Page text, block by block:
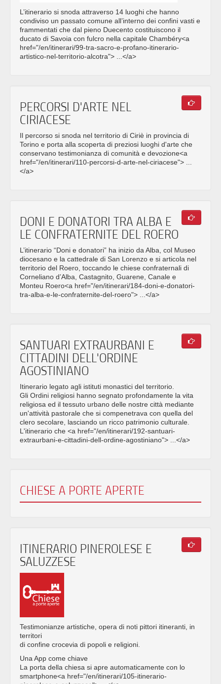
L’itinerario si snoda attraverso 14 luoghi che hanno
condiviso un passato comune all’interno dei confini vasti e
frammentati che dal pieno Duecento costituiscono il
ducato di Savoia con fulcro nella capitale Chambéry<a
href="/en/itinerari/99-tra-sacro-e-profano-itinerario-
artistico-nel-territorio-alcotra"> ...</a>
PERCORSI D'ARTE NEL
CIRIACESE
Il percorso si snoda nel territorio di Ciriè in provincia di
Torino e porta alla scoperta di preziosi luoghi d'arte che
conservano testimonianza di comunità e devozione<a
href="/en/itinerari/110-percorsi-d-arte-nel-ciriacese"> ...
</a>
DONI E DONATORI TRA ALBA E
LE CONFRATERNITE DEL ROERO
L’itinerario “Doni e donatori” ha inizio da Alba, col Museo
diocesano e la cattedrale di San Lorenzo e si articola nel
territorio del Roero, toccando le chiese confraternali di
Corneliano d’Alba, Castagnito, Guarene, Canale e
Monteu Roero<a href="/en/itinerari/184-doni-e-donatori-
tra-alba-e-le-confraternite-del-roero"> ...</a>
SANTUARI EXTRAURBANI E
CITTADINI DELL'ORDINE
AGOSTINIANO
Itinerario legato agli istituti monastici del territorio.
Gli Ordini religiosi hanno segnato profondamente la vita
religiosa ed il tessuto urbano delle nostre città mediante
un'attività pastorale che si compenetrava con quella del
clero secolare, lasciando un ricco patrimonio culturale.
L'itinerario che <a href="/en/itinerari/192-santuari-
extraurbani-e-cittadini-dell-ordine-agostiniano"> ...</a>
CHIESE A PORTE APERTE
ITINERARIO PINEROLESE E
SALUZZESE
Testimonianze artistiche, opera di noti pittori itineranti, in
territori
di confine crocevia di popoli e religioni.
Una App come chiave
La porta della chiesa si apre automaticamente con lo
smartphone<a href="/en/itinerari/105-itinerario-